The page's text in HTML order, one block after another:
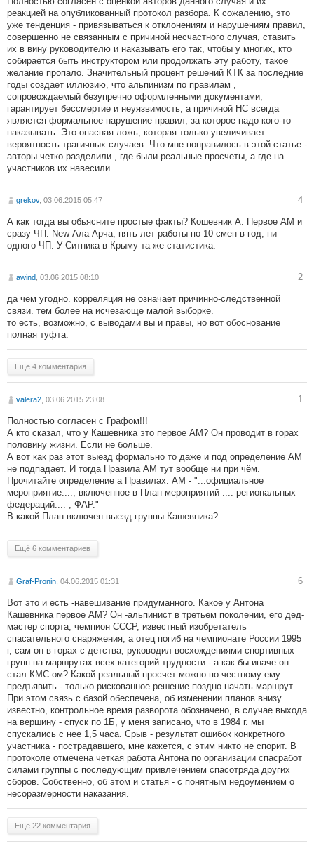
реакцией на опубликованный протокол разбора. К сожалению, это
уже тенденция - привязываться к отклонениям и нарушениям правил,
совершенно не связанным с причиной несчастного случая, ставить
их в вину руководителю и наказывать его так, чтобы у многих, кто
собирается быть инструктором или продолжать эту работу, такое
желание пропало. Значительный процент решений КТК за последние
годы создает иллюзию, что альпинизм по правилам ,
сопровождаемый безупречно оформленными документами,
гарантирует бессмертие и неуязвимость, а причиной НС всегда
является формальное нарушение правил, за которое надо кого-то
наказывать. Это-опасная ложь, которая только увеличивает
вероятность трагичных случаев. Что мне понравилось в этой статье -
авторы четко разделили , где были реальные просчеты, а где на
участников их навесили.
grekov, 03.06.2015 05:47 4
А как тогда вы обьясните простые факты? Кошевник А. Первое АМ и
сразу ЧП. New Ала Арча, пять лет работы по 10 смен в год, ни
одного ЧП. У Ситника в Крыму та же статистика.
awind , 03.06.2015 08:10 2
да чем угодно. корреляция не означает причинно-следственной
связи. тем более на исчезающе малой выборке.
то есть, возможно, с выводами вы и правы, но вот обоснование
полная туфта.
Ещё 4 комментария
valera2 , 03.06.2015 23:08 1
Полностью согласен с Графом!!!
А кто сказал, что у Кашевника это первое АМ? Он проводит в горах
половину жизни. Если не больше.
А вот как раз этот выезд формально то даже и под определение АМ
не подпадает. И тогда Правила АМ тут вообще ни при чём.
Прочитайте определение а Правилах. АМ - "...официальное
мероприятие...., включенное в План мероприятий .... региональных
федераций.... , ФАР."
В какой План включен выезд группы Кашевника?
Ещё 6 комментариев
Graf-Pronin , 04.06.2015 01:31 6
Вот это и есть -навешивание придуманного. Какое у Антона
Кашевника первое АМ? Он -альпинист в третьем поколении, его дед-
мастер спорта, чемпион СССР, известный изобретатель
спасательного снаряжения, а отец погиб на чемпионате России 1995
г, сам он в горах с детства, руководил восхождениями спортивных
групп на маршрутах всех категорий трудности - а как бы иначе он
стал КМС-ом? Какой реальный просчет можно по-честному ему
предъявить - только рискованное решение поздно начать маршрут.
При этом связь с базой обеспечена, об изменении планов внизу
известно, контрольное время разворота обозначено, в случае выхода
на вершину - спуск по 1Б, у меня записано, что в 1984 г. мы
спускались с нее 1,5 часа. Срыв - результат ошибок конкретного
участника - пострадавшего, мне кажется, с этим никто не спорит. В
протоколе отмечена четкая работа Антона по организации спасработ
силами группы с последующим привлечением спасотряда других
сборов. Собственно, об этом и статья - с понятным недоумением о
несоразмерности наказания.
Ещё 22 комментария